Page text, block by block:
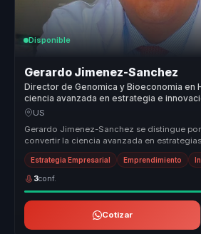
Disponible
Gerardo Jimenez-Sanchez
Director de Genomica y Bioeconomia en
ciencia avanzada en estrategia e
empresas.
US
Gerardo Jimenez-Sanchez se distingue
convertir la ciencia avanzada en
efectivas, ofrecien...
Estrategia Empresarial Emprendimiento
3conf.
Cotizar